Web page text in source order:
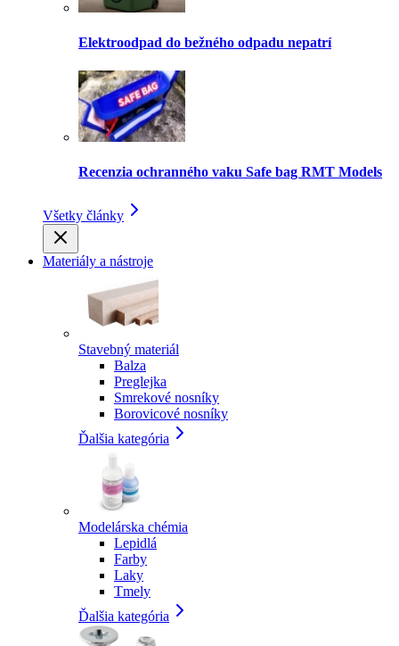
Elektroodpad do bežného odpadu nepatrí
Recenzia ochranného vaku Safe bag RMT Models
Všetky články
Materiály a nástroje
Stavebný materiál
Balza
Preglejka
Smrekové nosníky
Borovicové nosníky
Ďalšia kategória
Modelárska chémia
Lepidlá
Farby
Laky
Tmely
Ďalšia kategória